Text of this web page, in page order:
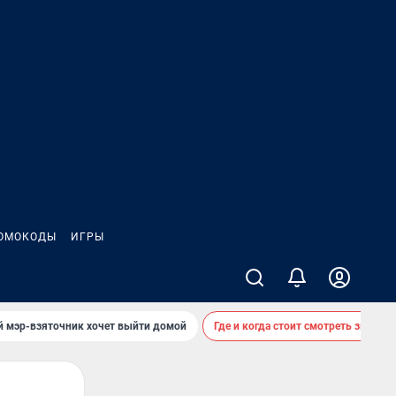
ИГРЫ
мэр-взяточник хочет выйти домой Где и когда стоит смотреть